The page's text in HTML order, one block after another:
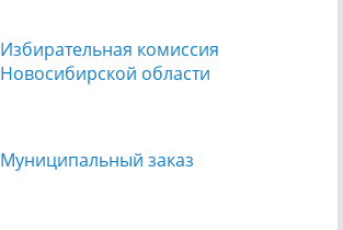
Избирательная комиссия
Новосибирской области
Муниципальный заказ